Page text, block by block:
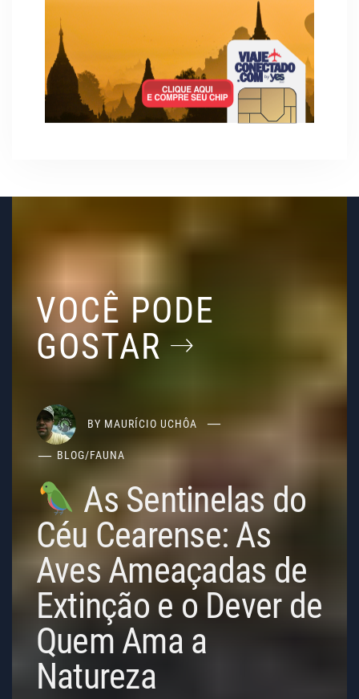
VOCÊ PODE
GOSTAR
BY MAURÍCIO UCHÔA
BLOG/FAUNA
As Sentinelas do
Céu Cearense: As
Aves Ameaçadas de
Extinção e o Dever de
Quem Ama a
Natureza